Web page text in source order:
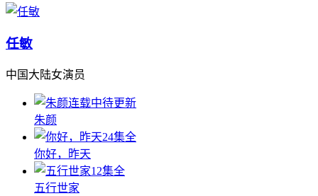
任敏
中国大陆女演员
连载中待更新
朱颜
24集全
你好，昨天
12集全
五行世家